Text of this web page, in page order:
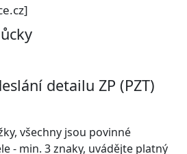
detailu ZP (PZT)
všechny jsou povinné
- min. 3 znaky, uvádějte platný